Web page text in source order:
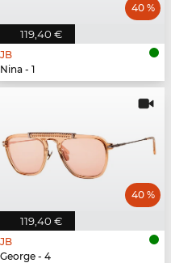
119,40 €
40 %
JB
Nina - 1
119,40 €
40 %
JB
George - 4